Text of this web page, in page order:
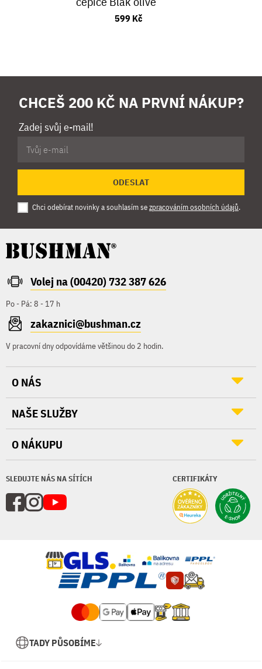
599 Kč
CHCEŠ 200 KČ NA PRVNÍ NÁKUP?
Zadej svůj e-mail!
ODESLAT
Chci odebírat novinky a souhlasím sezpracováním osobních údajů.
Volej na (00420) 732 387 626
Po - Pá: 8 - 17 h
zakaznici@bushman.cz
V pracovní dny odpovídáme většinou do 2 hodin.
SLEDUJTE NÁS NA SÍTÍCH CERTIFIKÁTY
O NÁS
NAŠE SLUŽBY
O NÁKUPU
TADY PŮSOBÍME